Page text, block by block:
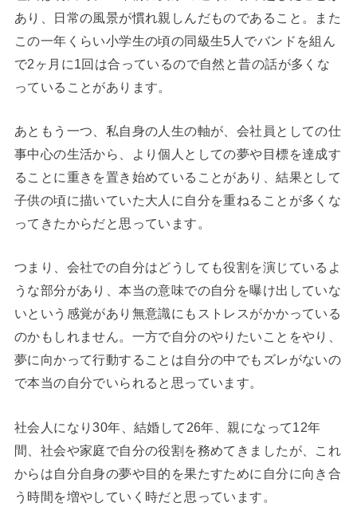
あり、日常の風景が慣れ親しんだものであること。また
この一年くらい小学生の頃の同級生5人でバンドを組ん
で2ヶ月に1回は合っているので自然と昔の話が多くな
っていることがあります。
あともう一つ、私自身の人生の軸が、会社員としての仕
事中心の生活から、より個人としての夢や目標を達成す
ることに重きを置き始めていることがあり、結果として
子供の頃に描いていた大人に自分を重ねることが多くな
ってきたからだと思っています。
つまり、会社での自分はどうしても役割を演じているよ
うな部分があり、本当の意味での自分を曝け出していな
いという感覚があり無意識にもストレスがかかっている
のかもしれません。一方で自分のやりたいことをやり、
夢に向かって行動することは自分の中でもズレがないの
で本当の自分でいられると思っています。
社会人になり30年、結婚して26年、親になって12年
間、社会や家庭で自分の役割を務めてきましたが、これ
からは自分自身の夢や目的を果たすために自分に向き合
う時間を増やしていく時だと思っています。